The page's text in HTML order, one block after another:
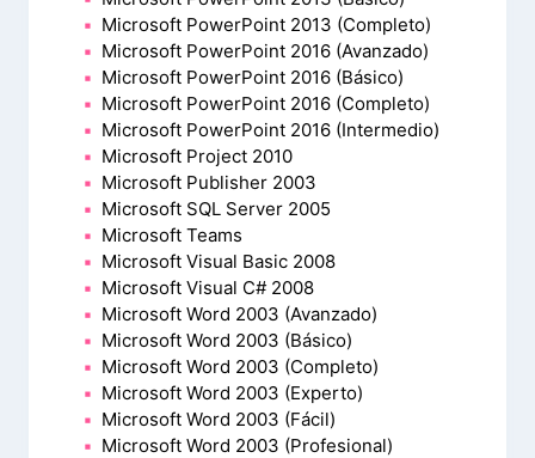
Microsoft PowerPoint 2013 (Completo)
Microsoft PowerPoint 2016 (Avanzado)
Microsoft PowerPoint 2016 (Básico)
Microsoft PowerPoint 2016 (Completo)
Microsoft PowerPoint 2016 (Intermedio)
Microsoft Project 2010
Microsoft Publisher 2003
Microsoft SQL Server 2005
Microsoft Teams
Microsoft Visual Basic 2008
Microsoft Visual C# 2008
Microsoft Word 2003 (Avanzado)
Microsoft Word 2003 (Básico)
Microsoft Word 2003 (Completo)
Microsoft Word 2003 (Experto)
Microsoft Word 2003 (Fácil)
Microsoft Word 2003 (Profesional)